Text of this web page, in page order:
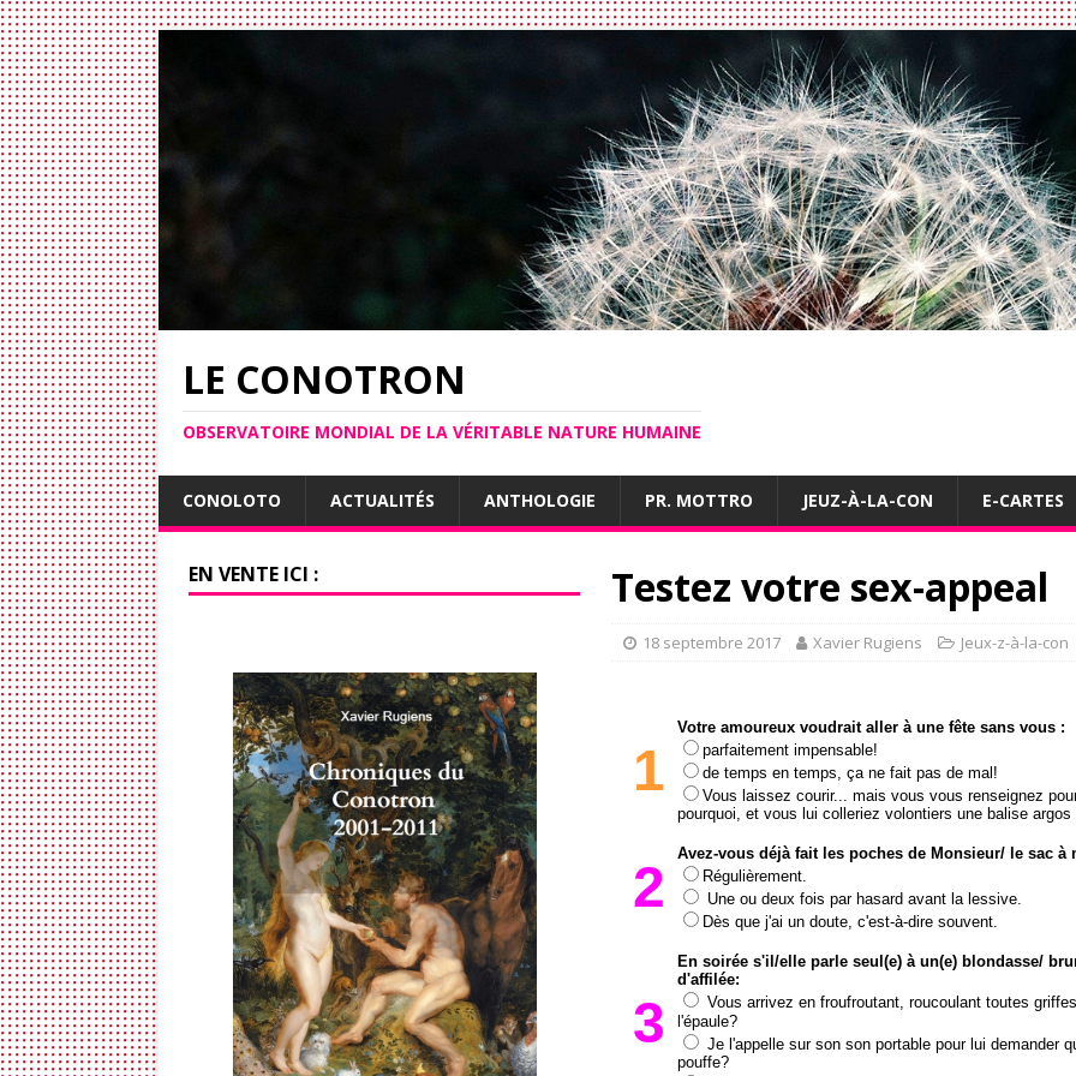
LE CONOTRON
OBSERVATOIRE MONDIAL DE LA VÉRITABLE NATURE HUMAINE
CONOLOTO ACTUALITÉS ANTHOLOGIE PR. MOTTRO JEUZ-À-LA-CON E-CARTES
Testez votre sex-appeal
18 septembre 2017 Xavier Rugiens Jeux-z-à-la-con
EN VENTE ICI :